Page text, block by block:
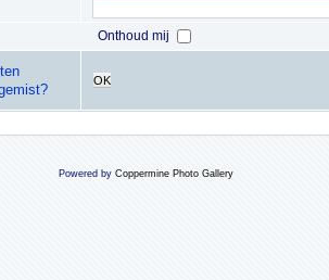
Onthoud mij
OK
Powered by Coppermine Photo Gallery